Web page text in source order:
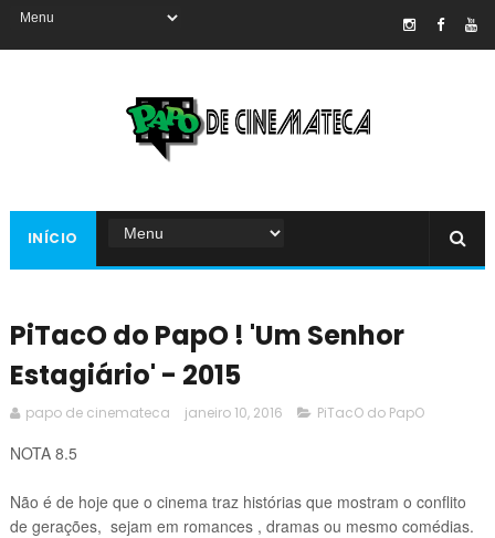
INÍCIO
PiTacO do PapO ! 'Um Senhor
Estagiário' - 2015
papo de cinemateca janeiro 10, 2016 PiTacO do PapO
NOTA 8.5
Não é de hoje que o cinema traz histórias que mostram o conflito
de gerações, sejam em romances , dramas ou mesmo comédias.